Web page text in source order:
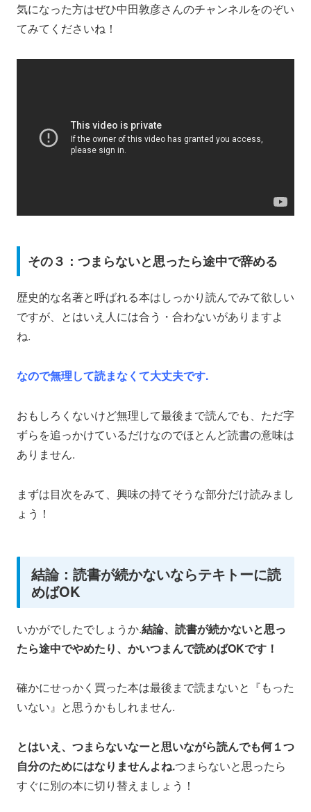
気になった方はぜひ中田敦彦さんのチャンネルをのぞい
てみてくださいね！
その３：つまらないと思ったら途中で辞める
歴史的な名著と呼ばれる本はしっかり読んでみて欲しい
ですが、とはいえ人には合う・合わないがありますよ
ね.
なので無理して読まなくて大丈夫です.
おもしろくないけど無理して最後まで読んでも、ただ字
ずらを追っかけているだけなのでほとんど読書の意味は
ありません.
まずは目次をみて、興味の持てそうな部分だけ読みまし
ょう！
結論：読書が続かないならテキトーに読
めばOK
いかがでしたでしょうか.結論、読書が続かないと思っ
たら途中でやめたり、かいつまんで読めばOKです！
確かにせっかく買った本は最後まで読まないと『もった
いない』と思うかもしれません.
とはいえ、つまらないなーと思いながら読んでも何１つ
自分のためにはなりませんよね.つまらないと思ったら
すぐに別の本に切り替えましょう！